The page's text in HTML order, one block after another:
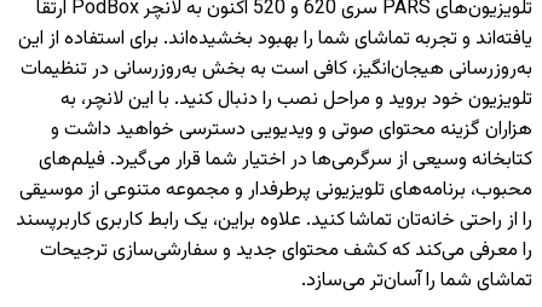
تلویزیون‌های PARS سری 620 و 520 اکنون به لانچر PodBox ارتقا
یافته‌اند و تجربه تماشای شما را بهبود بخشیده‌اند. برای استفاده از این
به‌روزرسانی هیجان‌انگیز، کافی است به بخش به‌روزرسانی در تنظیمات
تلویزیون خود بروید و مراحل نصب را دنبال کنید. با این لانچر، به
هزاران گزینه محتوای صوتی و ویدیویی دسترسی خواهید داشت و
کتابخانه وسیعی از سرگرمی‌ها در اختیار شما قرار می‌گیرد. فیلم‌های
محبوب، برنامه‌های تلویزیونی پرطرفدار و مجموعه متنوعی از موسیقی
را از راحتی خانه‌تان تماشا کنید. علاوه براین، یک رابط کاربری کاربرپسند
را معرفی می‌کند که کشف محتوای جدید و سفارشی‌سازی ترجیحات
تماشای شما را آسان‌تر می‌سازد.